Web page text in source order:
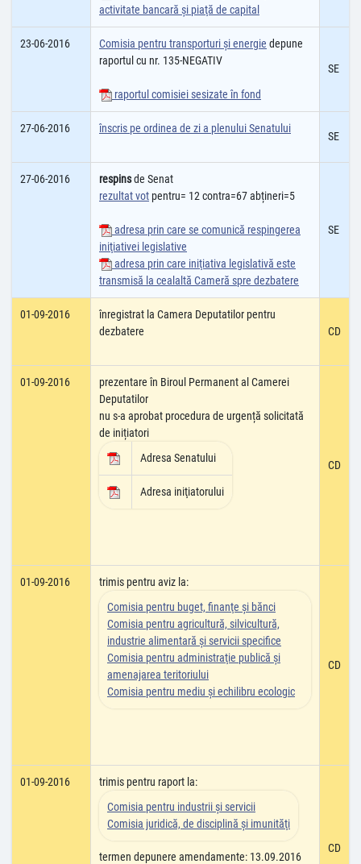
activitate bancară şi piaţă de capital
23-06-2016 Comisia pentru transporturi şi energie depune
raportul cu nr. 135-NEGATIV
raportul comisiei sesizate în fond
SE
27-06-2016 înscris pe ordinea de zi a plenului Senatului
SE
27-06-2016 respinsde Senat
rezultat vot pentru= 12 contra=67 abțineri=5
adresa prin care se comunică respingerea
iniţiativei legislative
adresa prin care iniţiativa legislativă este
transmisă la cealaltă Cameră spre dezbatere
SE
01-09-2016
înregistrat la Camera Deputatilor pentru
dezbatere
CD
01-09-2016
prezentare în Biroul Permanent al Camerei
Deputatilor
nu s-a aprobat procedura de urgență solicitată
de inițiatori
Adresa Senatului
Adresa iniţiatorului
CD
01-09-2016
trimis pentru aviz la:
Comisia pentru buget, finanţe şi bănci
Comisia pentru agricultură, silvicultură,
industrie alimentară şi servicii specifice
Comisia pentru administraţie publică şi
amenajarea teritoriului
Comisia pentru mediu şi echilibru ecologic
CD
01-09-2016
trimis pentru raport la:
Comisia pentru industrii şi servicii
Comisia juridică, de disciplină şi imunităţi
termen depunere amendamente: 13.09.2016
CD